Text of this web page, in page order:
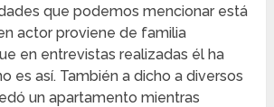
que podemos mencionar está
actor proviene de familia
en entrevistas realizadas él ha
es así. También a dicho a diversos
un apartamento mientras